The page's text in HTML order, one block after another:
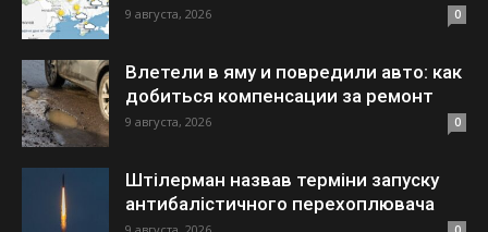
9 августа, 2026 0
Влетели в яму и повредили авто: как
добиться компенсации за ремонт
9 августа, 2026 0
Штілерман назвав терміни запуску
антибалістичного перехоплювача